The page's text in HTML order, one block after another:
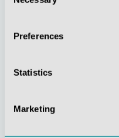
Preferences
Statistics
Marketing